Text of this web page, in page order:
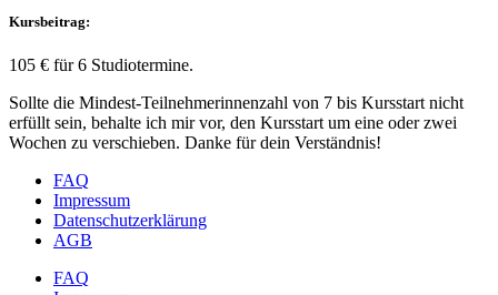
Kursbeitrag:
105 € für 6 Studiotermine.
Sollte die Mindest-Teilnehmerinnenzahl von 7 bis Kursstart nicht
erfüllt sein, behalte ich mir vor, den Kursstart um eine oder zwei
Wochen zu verschieben. Danke für dein Verständnis!
FAQ
Impressum
Datenschutzerklärung
AGB
FAQ